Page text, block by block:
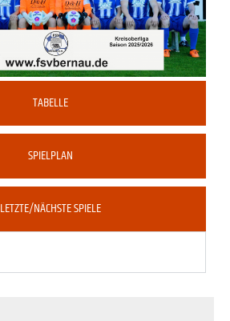
TABELLE
SPIELPLAN
LETZTE/NÄCHSTE SPIELE